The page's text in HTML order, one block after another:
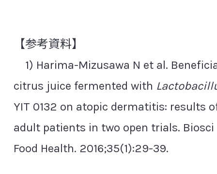
【参考資料】
1) Harima-Mizusawa N et al.
citrus juice fermented with
YIT 0132 on atopic dermatitis: results
adult patients in two open trials.
Food Health. 2016;35(1):29-39.